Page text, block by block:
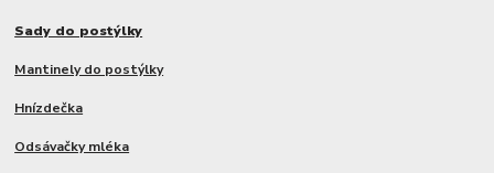
Sady do postýlky
Mantinely do postýlky
Hnízdečka
Odsávačky mléka